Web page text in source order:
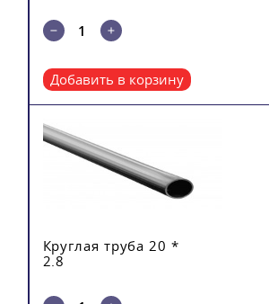
Добавить в корзину
Круглая труба 20 *
2.8